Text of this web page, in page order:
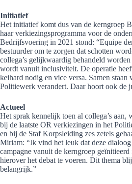
Initiatief
Het initiatief komt dus van de kerngroep
haar verkiezingsprogramma voor de
Bedrijfsvoering in 2021 stond: “Equipe
bestuurder om te zorgen dat schotten
collega’s gelijkwaardig behandeld
wordt vanuit inclusiviteit. De operatie
keihard nodig en vice versa. Samen staan
Politiewerk verandert. Daar hoort ook de
Actueel
Het sprak kennelijk toen al collega’s aan,
bij de laatste OR verkiezingen in het
en bij de Staf Korpsleiding zes zetels
Miriam: “Ik vind het leuk dat deze
campagne vanuit de kerngroep
hierover het debat te voeren. Dit thema
belangrijk.”